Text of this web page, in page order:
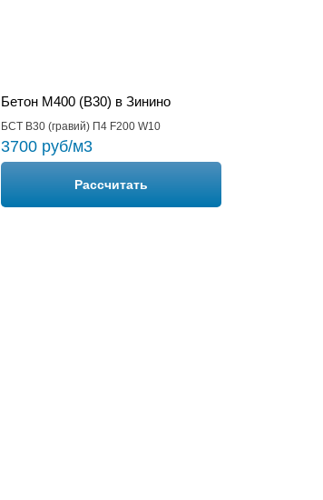
Бетон М400 (B30) в Зинино
БСТ В30 (гравий) П4 F200 W10
3700 руб/м3
Рассчитать